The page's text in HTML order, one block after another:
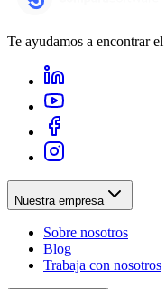
Te ayudamos a encontrar
Nuestra empresa
Sobre nosotros
Blog
Trabaja con nosotros